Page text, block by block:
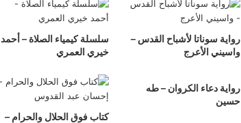
رواية سوناتا لأشباح القدس –
واسيني الأعرج
سلسلة كيمياء الصلاة – أحمد
خيري العمري
رواية دعاء الكروان – طه
حسين
كتاب فوق الحلال والحرام –